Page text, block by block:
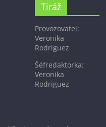
Tiráž
Provozovatel:
Veronika
Rodriguez
Šéfredaktorka:
Veronika
Rodriguez